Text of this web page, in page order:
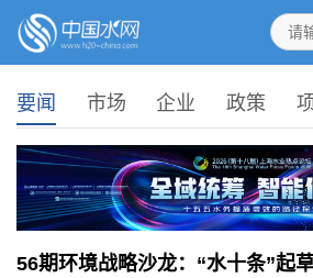
要闻 市场 企业 政策
56期环境战略沙龙：“水十条”起